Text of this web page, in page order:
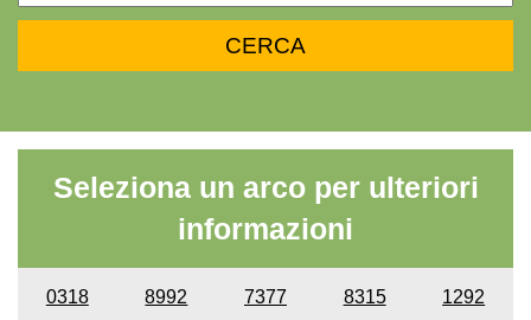
Seleziona un arco per ulteriori
informazioni
0318 8992 7377 8315 1292